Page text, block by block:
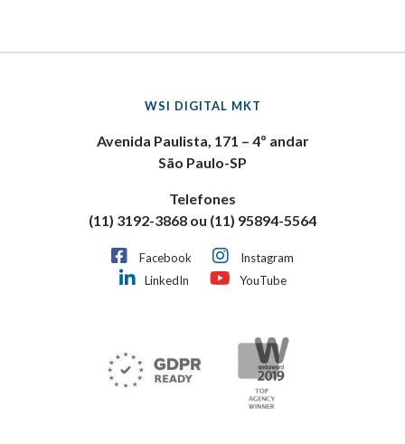
WSI DIGITAL MKT
Avenida Paulista, 171 – 4º andar
São Paulo-SP
Telefones
(11) 3192-3868 ou (11) 95894-5564
Facebook
Instagram
LinkedIn
YouTube